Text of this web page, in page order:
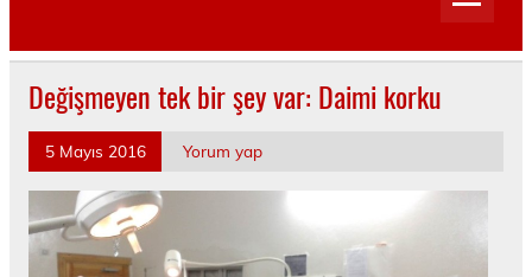
Değişmeyen tek bir şey var: Daimi korku
5 Mayıs 2016 Yorum yap